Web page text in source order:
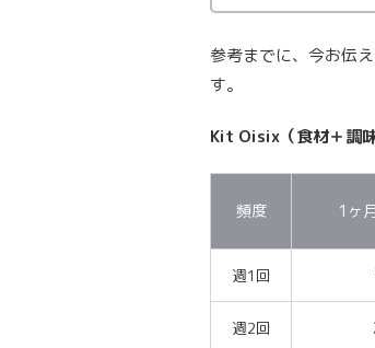
参考までに、今お伝
す。
Kit Oisix（食材＋調
頻度 1ヶ
週1回
週2回